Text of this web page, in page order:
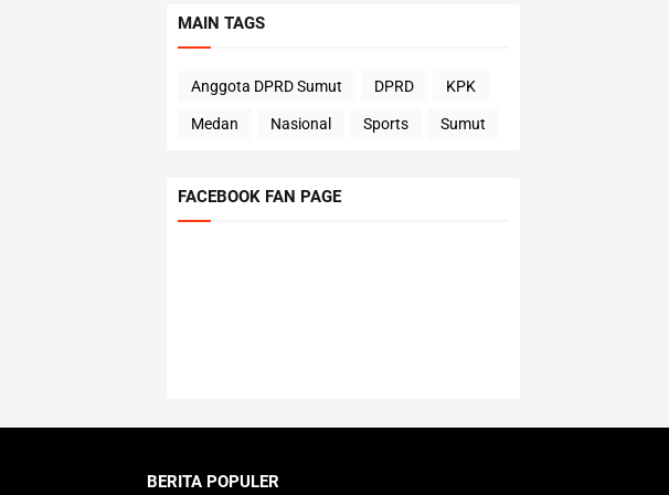
MAIN TAGS
Anggota DPRD Sumut DPRD KPK
Medan Nasional Sports Sumut
FACEBOOK FAN PAGE
BERITA POPULER